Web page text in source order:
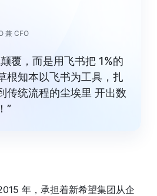
兼 CFO
覆，而是用飞书把 1%的
根知本以飞书为工具，扎
传统流程的尘埃里 开出数
”
年，承担着新希望集团从企